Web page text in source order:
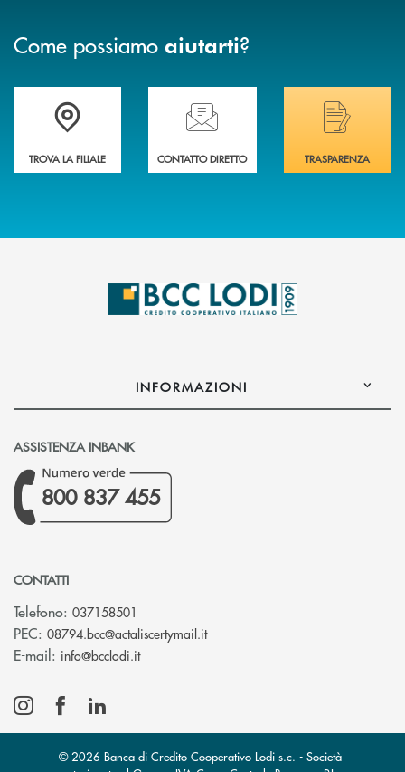
Come possiamo aiutarti?
Trova la filiale più vicina a Te
TROVA LA FILIALE
Hai bisogno di assistenza immediata?
CONTATTO DIRETTO
Hai bisogno di
TRASPARENZA
INFORMAZIONI
ASSISTENZA INBANK
800 837 455
CONTATTI
Telefono: 037158501
PEC: 08794.bcc@actaliscertymail.it(si apre l’app di posta
E-mail: info@bcclodi.it(si apre l’app di posta elettronica)
© 2026 Banca di Credito Cooperativo Lodi s.c. - Società